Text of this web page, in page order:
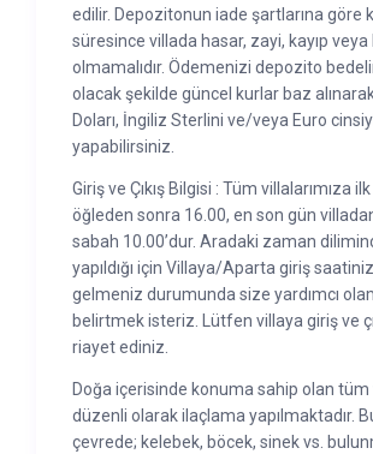
edilir. Depozitonun iade şartlarına göre
süresince villada hasar, zayi, kayıp veya
olmamalıdır. Ödemenizi depozito
olacak şekilde güncel kurlar baz
Doları, İngiliz Sterlini ve/veya Euro
yapabilirsiniz.
Giriş ve Çıkış Bilgisi : Tüm villalarımıza
öğleden sonra 16.00, en son gün
sabah 10.00’dur. Aradaki zaman
yapıldığı için Villaya/Aparta giriş
gelmeniz durumunda size yardımcı
belirtmek isteriz. Lütfen villaya giriş ve
riayet ediniz.
Doğa içerisinde konuma sahip olan tüm
düzenli olarak ilaçlama yapılmaktadır.
çevrede; kelebek, böcek, sinek vs.